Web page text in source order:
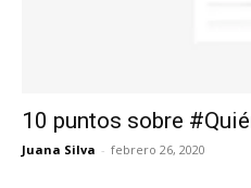
10 puntos sobre
Juana Silva - febrero 26, 2020